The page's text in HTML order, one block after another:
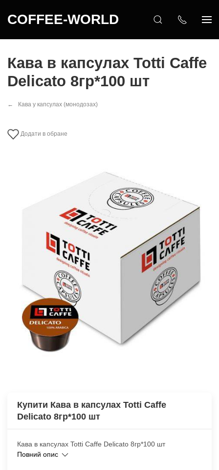
COFFEE-WORLD
Кава в капсулах Totti Caffe
Delicato 8гр*100 шт
Кава у капсулах (монодозах)
Додати в обране
Купити Кава в капсулах Totti Caffe
Delicato 8гр*100 шт
Кава в капсулах Totti Caffe Delicato 8гр*100 шт
Повний опис